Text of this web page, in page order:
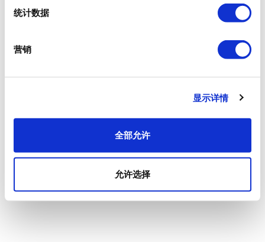
统计数据
营销
显示详情
全部允许
允许选择